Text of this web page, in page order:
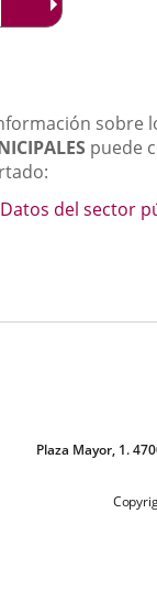
sobre
puede
Datos del sector
Plaza Mayor, 1.